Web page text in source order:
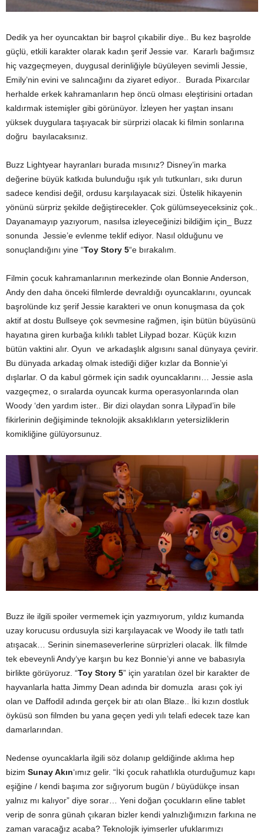
Dedik ya her oyuncaktan bir başrol çıkabilir diye.. Bu kez başrolde
güçlü, etkili karakter olarak kadın şerif Jessie var. Kararlı bağımsız
hiç vazgeçmeyen, duygusal derinliğiyle büyüleyen sevimli Jessie,
Emily’nin evini ve salıncağını da ziyaret ediyor.. Burada Pixarcılar
herhalde erkek kahramanların hep öncü olması eleştirisini ortadan
kaldırmak istemişler gibi görünüyor. İzleyen her yaştan insanı
yüksek duygulara taşıyacak bir sürprizi olacak ki filmin sonlarına
doğru bayılacaksınız.
Buzz Lightyear hayranları burada mısınız? Disney’in marka
değerine büyük katkıda bulunduğu ışık yılı tutkunları, sıkı durun
sadece kendisi değil, ordusu karşılayacak sizi. Üstelik hikayenin
yönünü sürpriz şekilde değiştirecekler. Çok gülümseyeceksiniz çok..
Dayanamayıp yazıyorum, nasılsa izleyeceğinizi bildiğim için_ Buzz
sonunda Jessie’e evlenme teklif ediyor. Nasıl olduğunu ve
sonuçlandığını yine “Toy Story 5“e bırakalım.
Filmin çocuk kahramanlarının merkezinde olan Bonnie Anderson,
Andy den daha önceki filmlerde devraldığı oyuncaklarını, oyuncak
başrolünde kız şerif Jessie karakteri ve onun konuşmasa da çok
aktif at dostu Bullseye çok sevmesine rağmen, işin bütün büyüsünü
hayatına giren kurbağa kılıklı tablet Lilypad bozar. Küçük kızın
bütün vaktini alır. Oyun ve arkadaşlık algısını sanal dünyaya çevirir.
Bu dünyada arkadaş olmak istediği diğer kızlar da Bonnie’yi
dışlarlar. O da kabul görmek için sadık oyuncaklarını… Jessie asla
vazgeçmez, o sıralarda oyuncak kurma operasyonlarında olan
Woody ‘den yardım ister.. Bir dizi olaydan sonra Lilypad’in bile
fikirlerinin değişiminde teknolojik aksaklıkların yetersizliklerin
komikliğine gülüyorsunuz.
Buzz ile ilgili spoiler vermemek için yazmıyorum, yıldız kumanda
uzay korucusu ordusuyla sizi karşılayacak ve Woody ile tatlı tatlı
atışacak… Serinin sinemaseverlerine sürprizleri olacak. İlk filmde
tek ebeveynli Andy‘ye karşın bu kez Bonnie’yi anne ve babasıyla
birlikte görüyoruz. “Toy Story 5” için yaratılan özel bir karakter de
hayvanlarla hatta Jimmy Dean adında bir domuzla arası çok iyi
olan ve Daffodil adında gerçek bir atı olan Blaze.. İki kızın dostluk
öyküsü son filmden bu yana geçen yedi yılı telafi edecek taze kan
damarlarından.
Nedense oyuncaklarla ilgili söz dolanıp geldiğinde aklıma hep
bizim Sunay Akın‘ımız gelir. “İki çocuk rahatlıkla oturduğumuz kapı
eşiğine / kendi başıma zor sığıyorum bugün / büyüdükçe insan
yalnız mı kalıyor” diye sorar… Yeni doğan çocukların eline tablet
verip de sonra günah çıkaran bizler kendi yalnızlığımızın farkına ne
zaman varacağız acaba? Teknolojik iyimserler ufuklarımızı